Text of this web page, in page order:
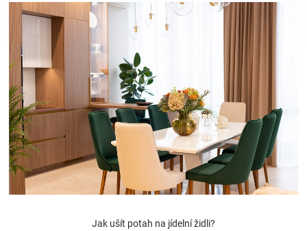
Hračky
a
zábava
pro
děti
Jak ušít potah na jídelní židli?